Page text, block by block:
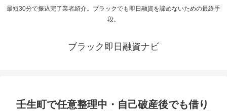
最短30分で振込完了業者紹介。ブラックでも即日融資を諦めないための最終手
段。
ブラック即日融資ナビ
壬生町で任意整理中・自己破産後でも借り